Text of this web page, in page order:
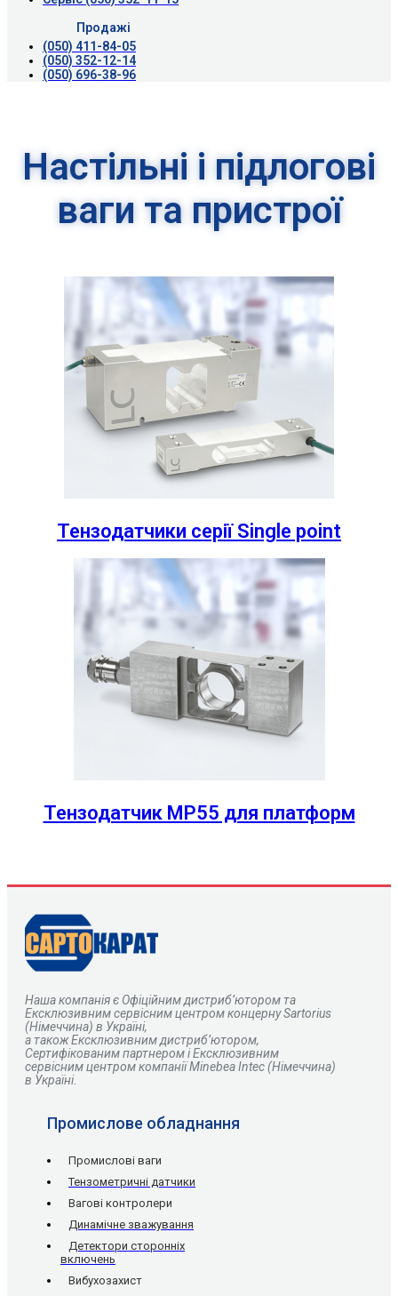
Продажі
(050) 411-84-05
(050) 352-12-14
(050) 696-38-96
Настільні і підлогові
ваги та пристрої
Тензодатчики серії Single point
Тензодатчик MP55 для платформ
Наша компанія є Офіційним дистриб’ютором та
Ексклюзивним сервісним центром концерну Sartorius
(Німеччина) в Україні,
а також Ексклюзивним дистриб’ютором,
Сертифікованим партнером і Ексклюзивним
сервісним центром компанії Minebea Intec (Німеччина)
в Україні.
Промислове обладнання
Промислові ваги
Тензометричні датчики
Вагові контролери
Динамічне зважування
Детектори сторонніх
включень
Вибухозахист